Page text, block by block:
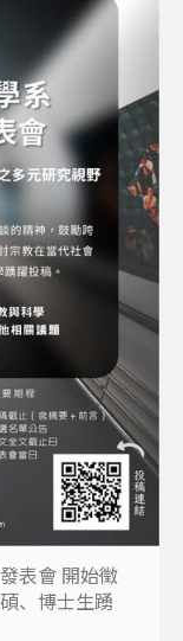
表會 開始徵
、博士生踴